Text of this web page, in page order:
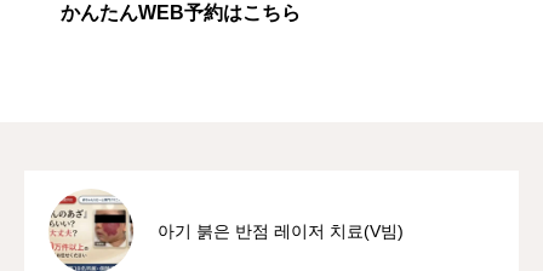
かんたんWEB予約はこちら
아기 붉은 반점 레이저 치료(V빔)